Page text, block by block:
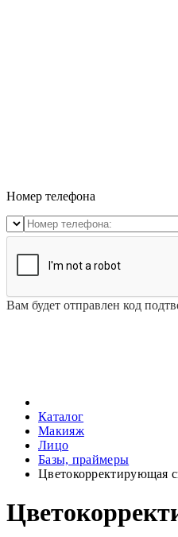
Номер телефона
Вам будет отправлен код
Каталог
Макияж
Лицо
Базы, праймеры
Цветокорректирующая